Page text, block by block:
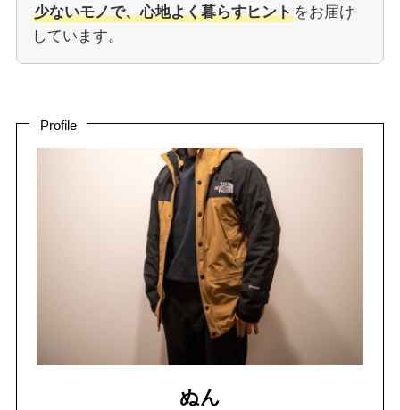
少ないモノで、心地よく暮らすヒントをお届け
しています。
Profile
ぬん